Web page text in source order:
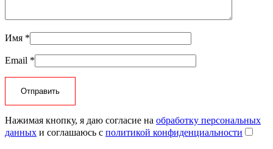
Имя *
Email *
Нажимая кнопку, я даю согласие на обработку персональных
данных и соглашаюсь с политикой конфиденциальности